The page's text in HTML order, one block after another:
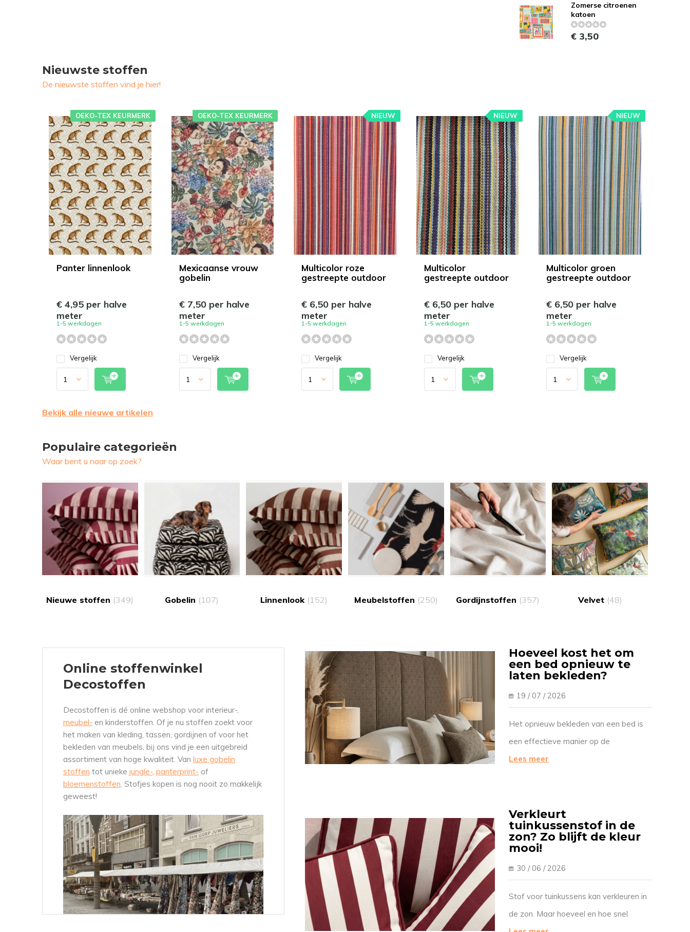
Zomerse citroenen
katoen
€ 3,50
Nieuwste stoffen
De nieuwste stoffen vind je hier!
Panter linnenlook
OEKO-TEX KEURMERK
€ 4,95 per halve
meter
1-5 werkdagen
Vergelijk
Mexicaanse vrouw
gobelin
OEKO-TEX KEURMERK
€ 7,50 per halve
meter
1-5 werkdagen
Vergelijk
Multicolor roze
gestreepte outdoor
NIEUW
€ 6,50 per halve
meter
1-5 werkdagen
Vergelijk
Multicolor
gestreepte outdoor
NIEUW
€ 6,50 per halve
meter
1-5 werkdagen
Vergelijk
Multicolor groen
gestreepte outdoor
NIEUW
€ 6,50 per halve
meter
1-5 werkdagen
Vergelijk
Bekijk alle nieuwe artikelen
Populaire categorieën
Waar bent u naar op zoek?
Nieuwe stoffen (349) Gobelin (107) Linnenlook (152) Meubelstoffen (250) Gordijnstoffen (357) Velvet (48)
Online stoffenwinkel
Decostoffen
Decostoffen is dé online webshop voor interieur-,
meubel- en kinderstoffen. Of je nu stoffen zoekt voor
het maken van kleding, tassen, gordijnen of voor het
bekleden van meubels, bij ons vind je een uitgebreid
assortiment van hoge kwaliteit. Van luxe gobelin
stoffen tot unieke jungle-, panterprint- of
bloemenstoffen. Stofjes kopen is nog nooit zo makkelijk
geweest!
Hoeveel kost het om
een bed opnieuw te
laten bekleden?
19 / 07 / 2026
Het opnieuw bekleden van een bed is
een effectieve manier op de
slaapkamer een frisse uitstraling te
opnieuw te laten stofferen. In deze
blog behandel ik de gemiddelde
kosten van herstofferen, de
belangrijkste prijsfactoren en
praktische bespaartips.
Lees meer
Verkleurt
tuinkussenstof in de
zon? Zo blijft de kleur
mooi!
30 / 06 / 2026
Stof voor tuinkussens kan verkleuren in
de zon. Maar hoeveel en hoe snel